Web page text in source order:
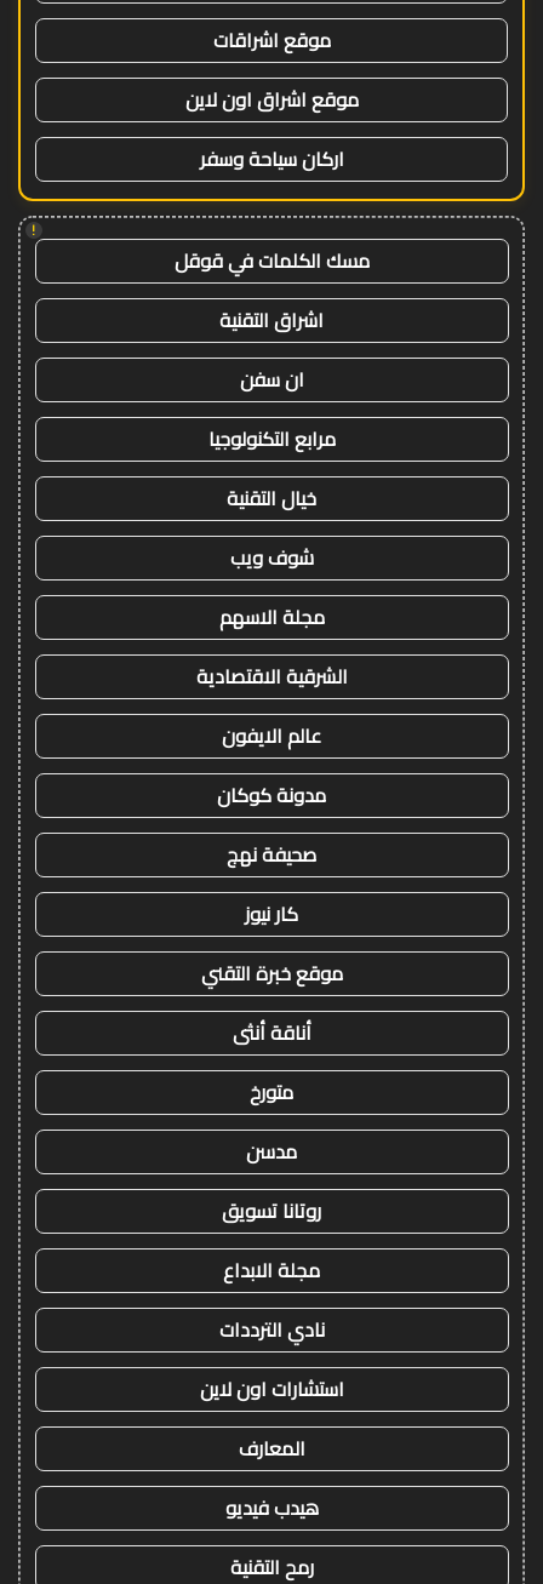
موقع اشراقات
موقع اشراق اون لاين
اركان سياحة وسفر
!
مسك الكلمات في قوقل
اشراق التقنية
ان سفن
مرابع التكنولوجيا
خيال التقنية
شوف ويب
مجلة الاسهم
الشرقية الاقتصادية
عالم الايفون
مدونة كوكان
صحيفة نهج
كار نيوز
موقع خبرة التقني
أناقة أنثى
متورخ
مدسن
روتانا تسويق
مجلة الابداع
نادي الترددات
استشارات اون لاين
المعارف
هيدب فيديو
رمح التقنية